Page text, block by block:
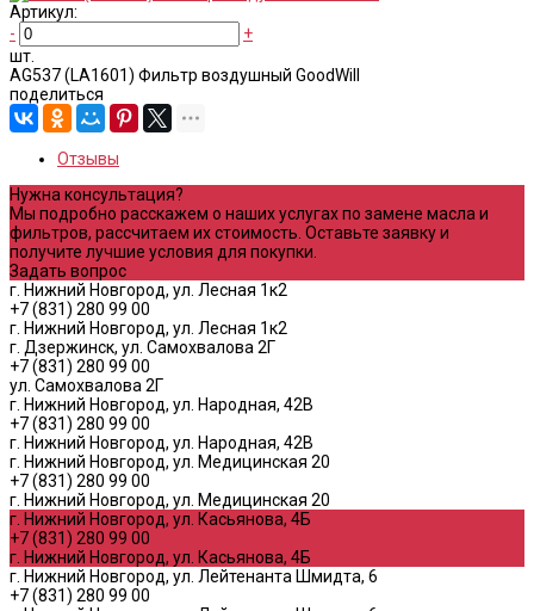
Артикул:
-
+
шт.
AG537 (LA1601) Фильтр воздушный GoodWill
поделиться
Отзывы
Нужна консультация?
Мы подробно расскажем о наших услугах по замене масла и
фильтров, рассчитаем их стоимость. Оставьте заявку и
получите лучшие условия для покупки.
Задать вопрос
г. Нижний Новгород, ул. Лесная 1к2
+7 (831) 280 99 00
г. Нижний Новгород, ул. Лесная 1к2
г. Дзержинск, ул. Самохвалова 2Г
+7 (831) 280 99 00
ул. Самохвалова 2Г
г. Нижний Новгород, ул. Народная, 42В
+7 (831) 280 99 00
г. Нижний Новгород, ул. Народная, 42В
г. Нижний Новгород, ул. Медицинская 20
+7 (831) 280 99 00
г. Нижний Новгород, ул. Медицинская 20
г. Нижний Новгород, ул. Касьянова, 4Б
+7 (831) 280 99 00
г. Нижний Новгород, ул. Касьянова, 4Б
г. Нижний Новгород, ул. Лейтенанта Шмидта, 6
+7 (831) 280 99 00